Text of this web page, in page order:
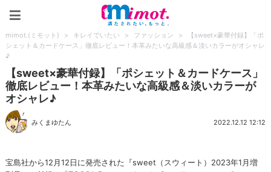
mimot.(ミモット) > キレイでいたい > ファッション >
【sweet×豪華付録】「ポ
シェット＆カードケース」徹底レビュー！本革みたいな高級感＆淡いカラーがオシャレ
♪
【sweet×豪華付録】「ポシェット＆カードケース」
徹底レビュー！本革みたいな高級感＆淡いカラーが
オシャレ♪
みくまゆたん 2022.12.12 12:12
宝島社から12月12日に発売された『sweet（スウィート）2023年1月増